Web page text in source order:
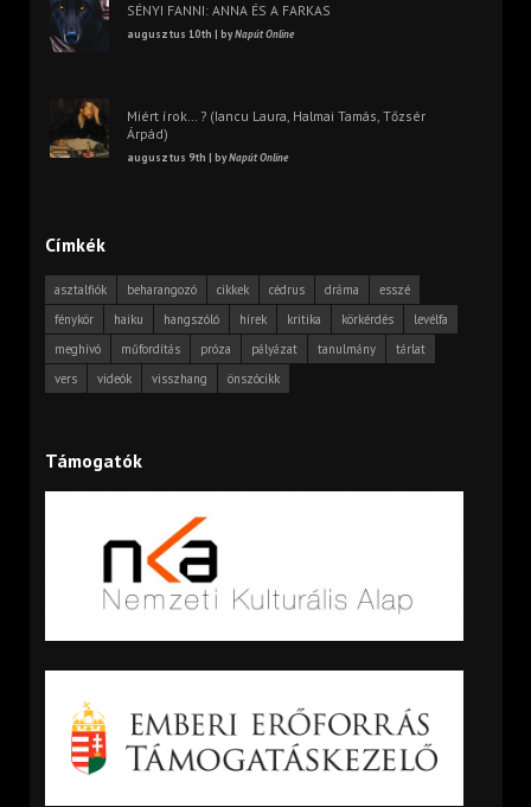
SÉNYI FANNI: ANNA ÉS A FARKAS
augusztus 10th | byNapút Online
Miért írok… ? (Iancu Laura, Halmai Tamás, Tőzsér
Árpád)
augusztus 9th | byNapút Online
Címkék
asztalfiók beharangozó cikkek cédrus dráma
esszé
fénykör
haiku hangszóló hírek kritika körkérdés
levélfa
meghívó
műfordítás próza pályázat tanulmány
tárlat
vers
videók visszhang önszócikk
Támogatók